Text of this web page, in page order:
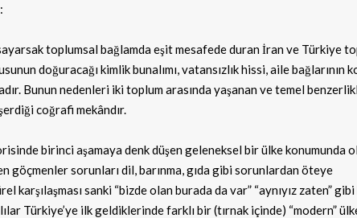
toplumsal bağlamda eşit mesafede duran İran ve Türkiye
doğuracağı kimlik bunalımı, vatansızlık hissi, aile bağlarının
Bunun nedenleri iki toplum arasında yaşanan ve temel
coğrafi mekândır.
birinci aşamaya denk düşen geleneksel bir ülke konumunda
göçmenler sorunları dil, barınma, gıda gibi sorunlardan öteye
karşılaşması sanki “bizde olan burada da var” “aynıyız zaten”
Türkiye’ye ilk geldiklerinde farklı bir (tırnak içinde) “modern”